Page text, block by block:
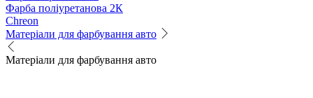
Фарба поліуретанова 2К
Chreon
Матеріали для фарбування авто
Матеріали для фарбування авто